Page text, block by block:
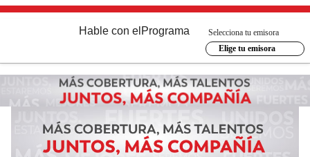
Hable con el Programa
Selecciona tu emisora
Elige tu emisora